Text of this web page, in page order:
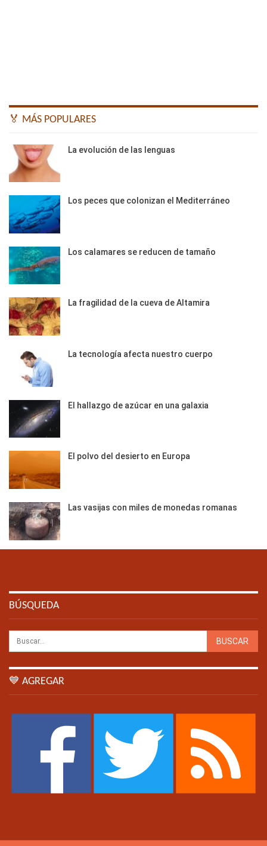
🏅 MÁS POPULARES
La evolución de las lenguas
Los peces que colonizan el Mediterráneo
Los calamares se reducen de tamaño
La fragilidad de la cueva de Altamira
La tecnología afecta nuestro cuerpo
El hallazgo de azúcar en una galaxia
El polvo del desierto en Europa
Las vasijas con miles de monedas romanas
BÚSQUEDA
💙 AGREGAR